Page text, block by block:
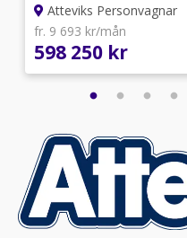
Atteviks Personvagnar
fr. 9 693 kr/mån
598 250 kr